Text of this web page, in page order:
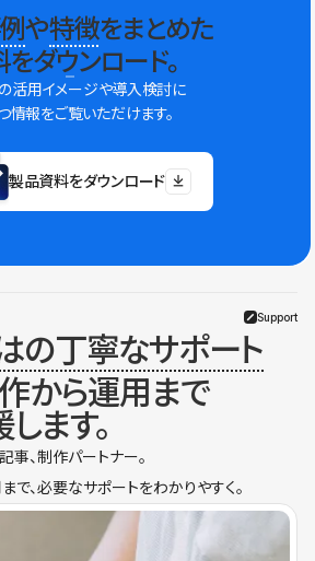
や特徴をまとめた
ダウンロード。
活用イメージや導入検討に
情報をご覧いただけます。
製品資料をダウンロード
Support
の丁寧なサポート
作から運用まで
ます。
事、制作パートナー。
で、必要なサポートをわかりやすく。